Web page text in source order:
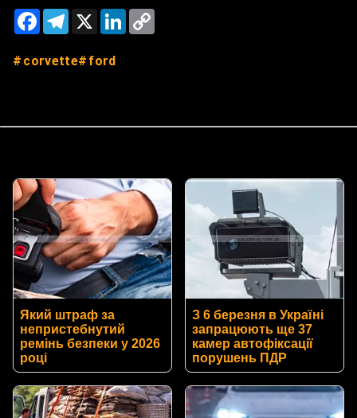
FacebookTelegram
X LinkedIn
corvette ford
Який штраф за
непристебнутий
ремінь безпеки у 2026
році
З 6 березня в Україні
запрацюють ще 37
камер автофіксації
порушень ПДР